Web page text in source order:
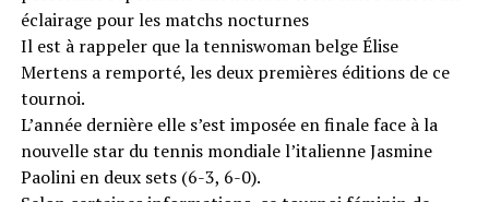
éclairage pour les matchs nocturnes
Il est à rappeler que la tenniswoman belge Élise
Mertens a remporté, les deux premières éditions de ce
tournoi.
L’année dernière elle s’est imposée en finale face à la
nouvelle star du tennis mondiale l’italienne Jasmine
Paolini en deux sets (6-3, 6-0).